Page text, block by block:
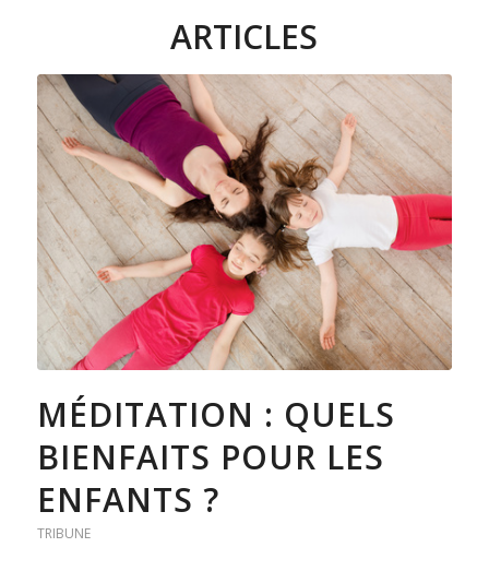
ARTICLES
MÉDITATION : QUELS
BIENFAITS POUR LES
ENFANTS ?
TRIBUNE